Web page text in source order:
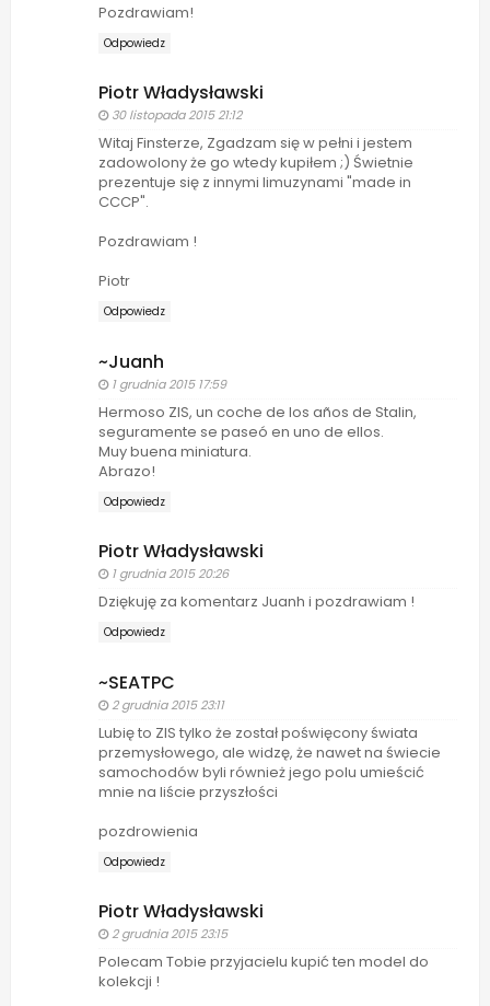
Pozdrawiam!
Odpowiedz
Piotr Władysławski
30 listopada 2015 21:12
Witaj Finsterze, Zgadzam się w pełni i jestem
zadowolony że go wtedy kupiłem ;) Świetnie
prezentuje się z innymi limuzynami "made in
CCCP".
Pozdrawiam !
Piotr
Odpowiedz
~Juanh
1 grudnia 2015 17:59
Hermoso ZIS, un coche de los años de Stalin,
seguramente se paseó en uno de ellos.
Muy buena miniatura.
Abrazo!
Odpowiedz
Piotr Władysławski
1 grudnia 2015 20:26
Dziękuję za komentarz Juanh i pozdrawiam !
Odpowiedz
~SEATPC
2 grudnia 2015 23:11
Lubię to ZIS tylko że został poświęcony świata
przemysłowego, ale widzę, że nawet na świecie
samochodów byli również jego polu umieścić
mnie na liście przyszłości
pozdrowienia
Odpowiedz
Piotr Władysławski
2 grudnia 2015 23:15
Polecam Tobie przyjacielu kupić ten model do
kolekcji !